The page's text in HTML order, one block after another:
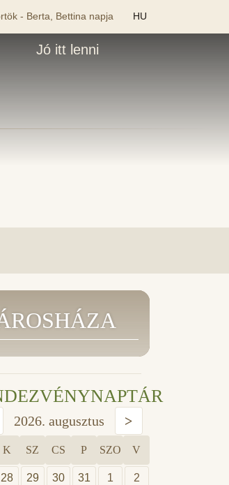
- Berta, Bettina napja HU
Jó itt lenni
2026. augusztus >
K SZ CS P SZO V
28 29 30 31 1 2